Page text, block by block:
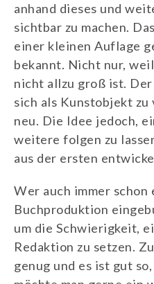
anhand dieses und
sichtbar zu machen.
einer kleinen Auflage
bekannt. Nicht nur,
nicht allzu groß ist. Der
sich als Kunstobjekt
neu. Die Idee jedoch,
weitere folgen zu
aus der ersten
Wer auch immer schon
Buchproduktion
um die Schwierigkeit,
Redaktion zu setzen.
genug und es ist gut